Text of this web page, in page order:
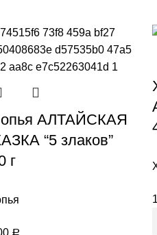
АЛТАЙСКАЯ
“5 злаков”
г
Р